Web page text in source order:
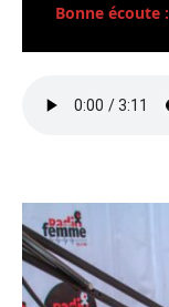
Bonne écoute :